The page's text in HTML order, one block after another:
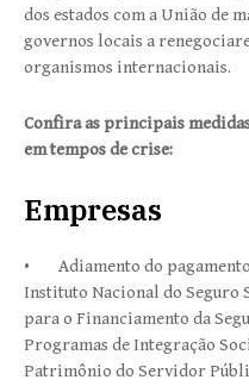
dos estados com a União de
governos locais a
organismos internacionais.
Confira as principais
em tempos de crise:
Empresas
• Adiamento do
Instituto Nacional do Seguro
para o Financiamento da
Programas de Integração
Patrimônio do Servidor